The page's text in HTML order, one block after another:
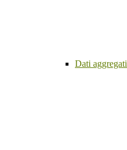
Dati